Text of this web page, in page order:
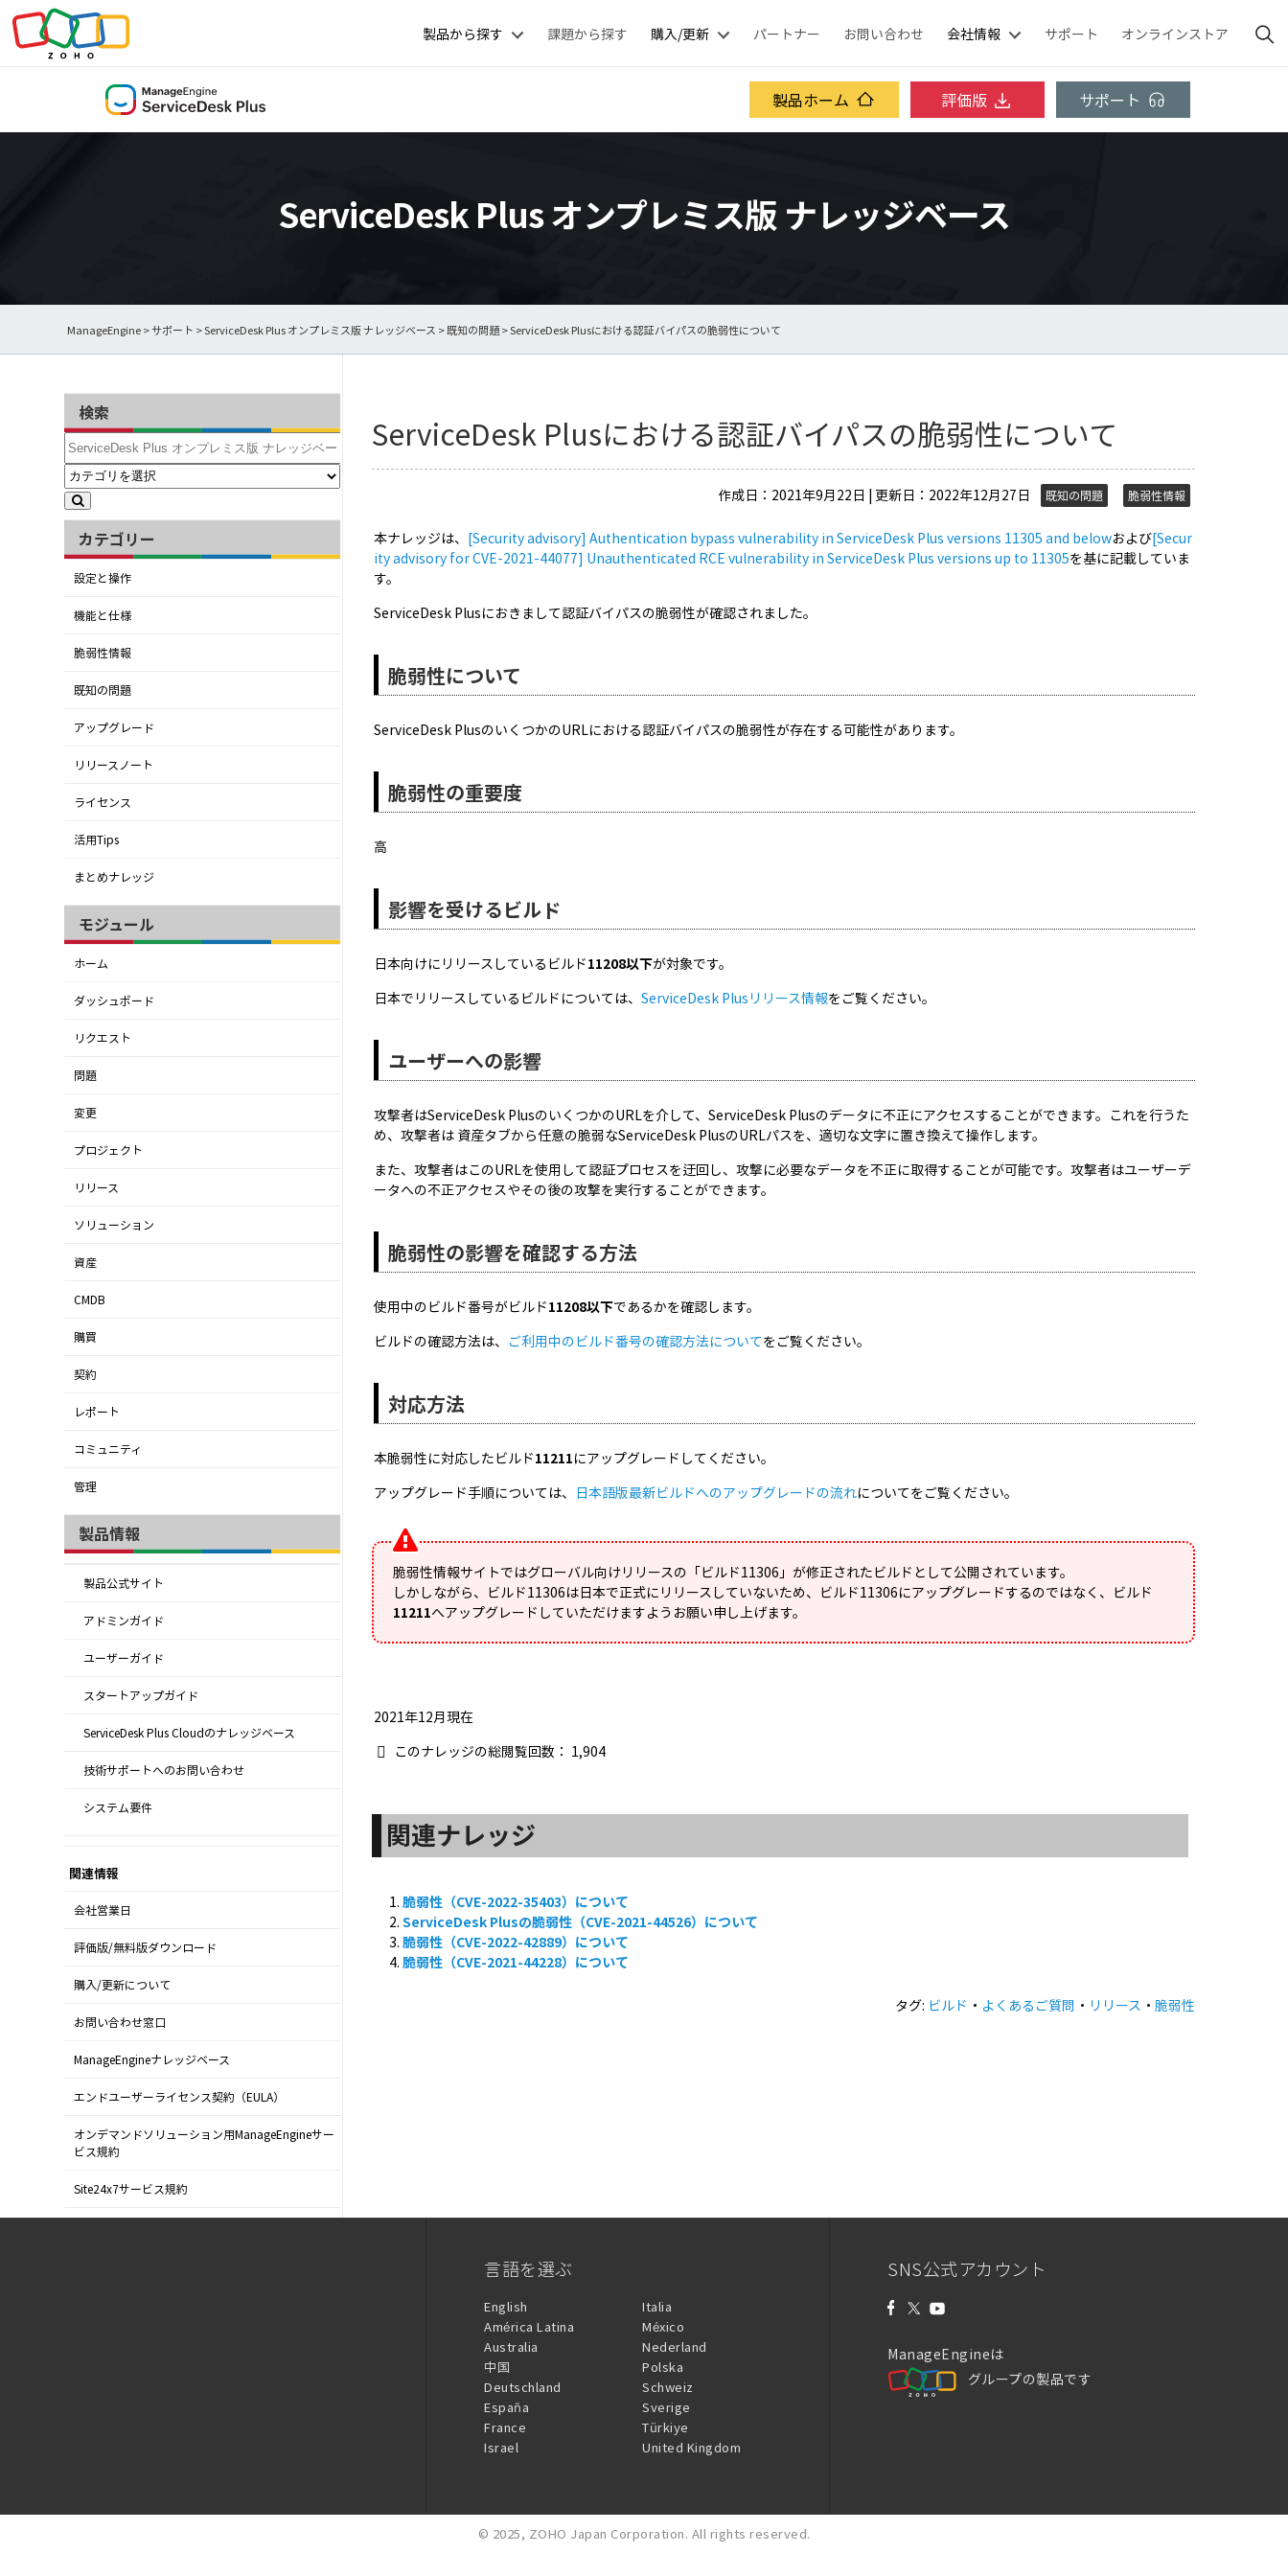
製品から探す 課題から探す 購入/更新 パートナー お問い合わせ 会社情報 サポート オンラインストア
製品ホーム 評価版 サポート
ServiceDesk Plus オンプレミス版 ナレッジベース
ManageEngine>サポート >ServiceDesk Plus オンプレミス版 ナレッジベース >既知の問題> ServiceDesk Plusにおける認証バイパスの脆弱性について
検索
カテゴリー
設定と操作
機能と仕様
脆弱性情報
既知の問題
アップグレード
リリースノート
ライセンス
活用Tips
まとめナレッジ
モジュール
ホーム
ダッシュボード
リクエスト
問題
変更
プロジェクト
リリース
ソリューション
資産
CMDB
購買
契約
レポート
コミュニティ
管理
製品情報
製品公式サイト
アドミンガイド
ユーザーガイド
スタートアップガイド
ServiceDesk Plus Cloudのナレッジベース
技術サポートへのお問い合わせ
システム要件
関連情報
会社営業日
評価版/無料版ダウンロード
購入/更新について
お問い合わせ窓口
ManageEngineナレッジベース
エンドユーザーライセンス契約（EULA）
オンデマンドソリューション用ManageEngineサー
ビス規約
Site24x7サービス規約
ServiceDesk Plusにおける認証バイパスの脆弱性について
作成日：2021年9月22日 | 更新日：2022年12月27日 既知の問題 脆弱性情報
本ナレッジは、 [Security advisory] Authentication bypass vulnerability in ServiceDesk Plus versions 11305 and belowおよび[Secur
ity advisory for CVE-2021-44077] Unauthenticated RCE vulnerability in ServiceDesk Plus versions up to 11305を基に記載していま
す。
ServiceDesk Plusにおきまして認証バイパスの脆弱性が確認されました。
脆弱性について
ServiceDesk PlusのいくつかのURLにおける認証バイパスの脆弱性が存在する可能性があります。
脆弱性の重要度
高
影響を受けるビルド
日本向けにリリースしているビルド11208以下が対象です。
日本でリリースしているビルドについては、ServiceDesk Plusリリース情報をご覧ください。
ユーザーへの影響
攻撃者はServiceDesk PlusのいくつかのURLを介して、ServiceDesk Plusのデータに不正にアクセスすることができます。これを行うた
め、攻撃者は 資産タブから任意の脆弱なServiceDesk PlusのURLパスを、適切な文字に置き換えて操作します。
また、攻撃者はこのURLを使用して認証プロセスを迂回し、攻撃に必要なデータを不正に取得することが可能です。攻撃者はユーザーデ
ータへの不正アクセスやその後の攻撃を実行することができます。
脆弱性の影響を確認する方法
使用中のビルド番号がビルド11208以下であるかを確認します。
ビルドの確認方法は、 ご利用中のビルド番号の確認方法についてをご覧ください。
対応方法
本脆弱性に対応したビルド11211にアップグレードしてください。
アップグレード手順については、 日本語版最新ビルドへのアップグレードの流れについてをご覧ください。
脆弱性情報サイトではグローバル向けリリースの「ビルド11306」が修正されたビルドとして公開されています。
しかしながら、ビルド11306は日本で正式にリリースしていないため、ビルド11306にアップグレードするのではなく、ビルド
11211へアップグレードしていただけますようお願い申し上げます。
2021年12月現在
このナレッジの総閲覧回数： 1,904
関連ナレッジ
脆弱性（CVE-2022-35403）について
ServiceDesk Plusの脆弱性（CVE-2021-44526）について
脆弱性（CVE-2022-42889）について
脆弱性（CVE-2021-44228）について
タグ: ビルド ・ よくあるご質問 ・ リリース ・脆弱性
言語を選ぶ
English
América Latina
Australia
中国
Deutschland
España
France
Israel
Italia
México
Nederland
Polska
Schweiz
Sverige
Türkiye
United Kingdom
SNS公式アカウント
ManageEngineは
グループの製品です
© 2025, ZOHO Japan Corporation. All rights reserved.